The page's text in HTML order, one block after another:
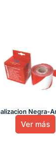
Negra-
Ver más